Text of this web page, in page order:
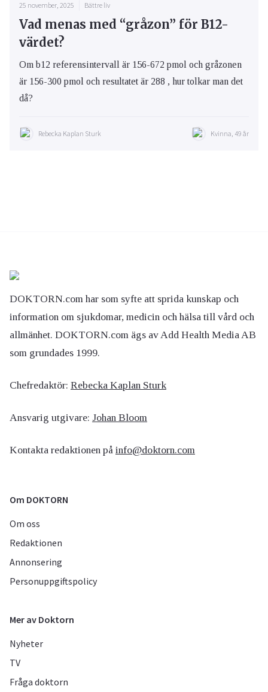
25 november, 2025 Bättre liv
Vad menas med “gråzon” för B12-
värdet?
Om b12 referensintervall är 156-672 pmol och gråzonen
är 156-300 pmol och resultatet är 288 , hur tolkar man det
då?
Rebecka Kaplan Sturk Kvinna, 49 år
DOKTORN.com har som syfte att sprida kunskap och
information om sjukdomar, medicin och hälsa till vård och
allmänhet. DOKTORN.com ägs av Add Health Media AB
som grundades 1999.
Chefredaktör: Rebecka Kaplan Sturk
Ansvarig utgivare: Johan Bloom
Kontakta redaktionen på info@doktorn.com
Om DOKTORN
Om oss
Redaktionen
Annonsering
Personuppgiftspolicy
Mer av Doktorn
Nyheter
TV
Fråga doktorn